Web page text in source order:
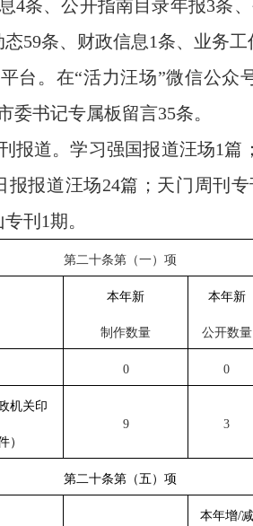
4条、公开指南目录年报3条
59条、财政信息1条、业务工
台。在“活力汪场”微信公众
委书记专属板留言35条。
报道。学习强国报道汪场1篇
报报道汪场24篇；天门周刊
刊1期。
第二十条第（一）项
本年新
制作数量
本年新
公开数量
0 0
机关印
）
9 3
第二十条第（五）项
本年增/减